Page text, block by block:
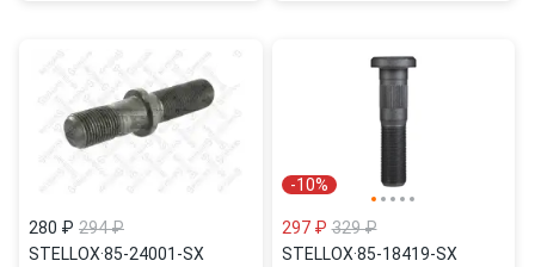
280 ₽ 294 ₽
STELLOX·85-24001-SX
-10%
297 ₽ 329 ₽
STELLOX·85-18419-SX